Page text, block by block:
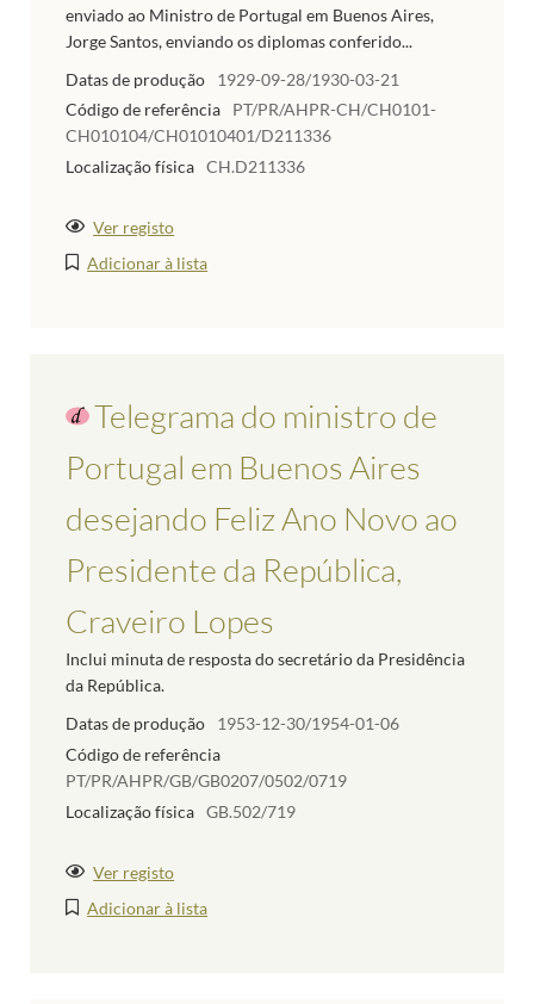
enviado ao Ministro de Portugal em Buenos Aires,
Jorge Santos, enviando os diplomas conferido...
Datas de produção
1929-09-28/1930-03-21
Código de referência
PT/PR/AHPR-CH/CH0101-
CH010104/CH01010401/D211336
Localização física CH.D211336
Ver registo
Adicionar à lista
Telegrama do ministro de
Portugal em Buenos Aires
desejando Feliz Ano Novo ao
Presidente da República,
Craveiro Lopes
Inclui minuta de resposta do secretário da Presidência
da República.
Datas de produção
1953-12-30/1954-01-06
Código de referência
PT/PR/AHPR/GB/GB0207/0502/0719
Localização física GB.502/719
Ver registo
Adicionar à lista